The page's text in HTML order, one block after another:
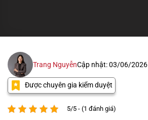
Trang NguyễnCập nhật: 03/06/2026
Được chuyên gia kiểm duyệt
5/5 - (1 đánh giá)